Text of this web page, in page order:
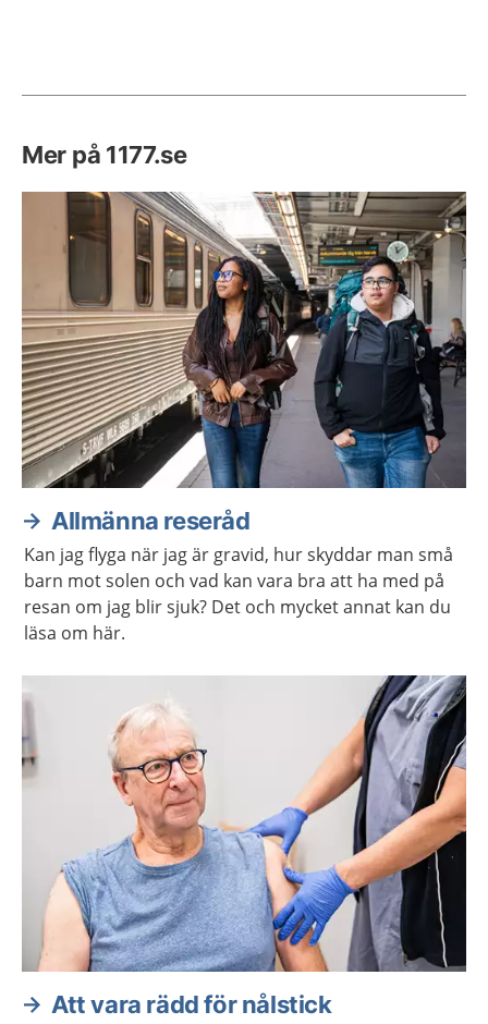
Mer på 1177.se
Allmänna reseråd
Kan jag flyga när jag är gravid, hur skyddar man små
barn mot solen och vad kan vara bra att ha med på
resan om jag blir sjuk? Det och mycket annat kan du
läsa om här.
Att vara rädd för nålstick